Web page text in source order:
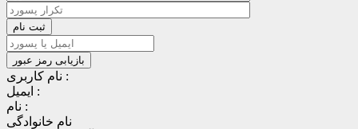
نام کاربری :
ایمیل :
نام :
نام خانوادگی